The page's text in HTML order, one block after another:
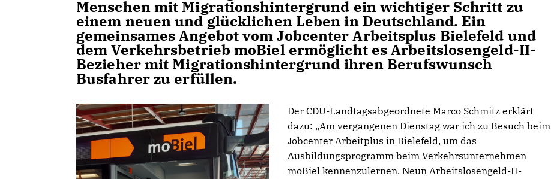
Menschen mit Migrationshintergrund ein wichtiger Schritt zu
einem neuen und glücklichen Leben in Deutschland. Ein
gemeinsames Angebot vom Jobcenter Arbeitsplus Bielefeld und
dem Verkehrsbetrieb moBiel ermöglicht es Arbeitslosengeld-II-
Bezieher mit Migrationshintergrund ihren Berufswunsch
Busfahrer zu erfüllen.
Der CDU-Landtagsabgeordnete Marco Schmitz erklärt
dazu: „Am vergangenen Dienstag war ich zu Besuch beim
Jobcenter Arbeitplus in Bielefeld, um das
Ausbildungsprogramm beim Verkehrsunternehmen
moBiel kennenzulernen. Neun Arbeitslosengeld-II-